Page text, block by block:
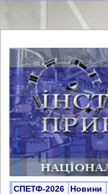
СПЕТФ-2026 Новини